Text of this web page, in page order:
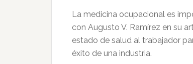
La medicina ocupacional es
con Augusto V. Ramírez en su
estado de salud al trabajador
éxito de una industria.